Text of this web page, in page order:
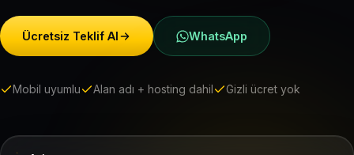
Ücretsiz Teklif Al WhatsApp
Mobil uyumlu Alan adı + hosting dahil Gizli ücret yok